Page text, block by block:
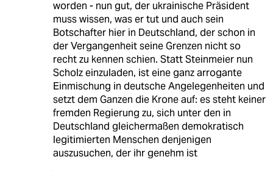
worden - nun gut, der ukrainische Präsident
muss wissen, was er tut und auch sein
Botschafter hier in Deutschland, der schon in
der Vergangenheit seine Grenzen nicht so
recht zu kennen schien. Statt Steinmeier nun
Scholz einzuladen, ist eine ganz arrogante
Einmischung in deutsche Angelegenheiten und
setzt dem Ganzen die Krone auf: es steht keiner
fremden Regierung zu, sich unter den in
Deutschland gleichermaßen demokratisch
legitimierten Menschen denjenigen
auszusuchen, der ihr genehm ist